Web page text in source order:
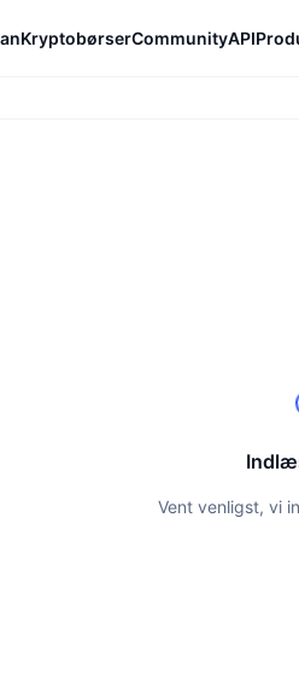
KryptobørserCommunityAPI
Vent venligst, vi